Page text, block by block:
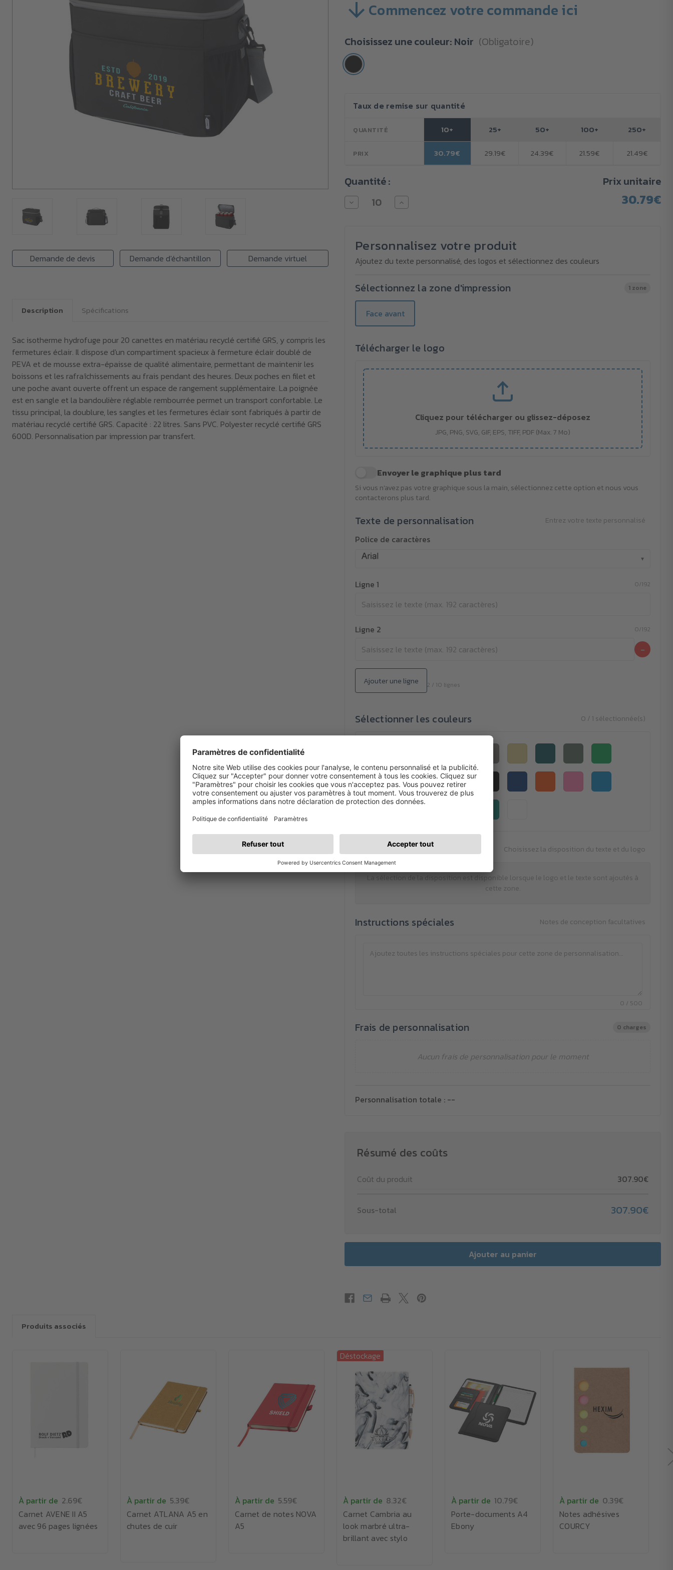
Demande de devis Demande d'échantillon Demande virtuel
SKU :
VB3FZ03
Quantité
minimale
d'achat :
10
Commencez votre commande ici
Choisissez une couleur: Noir (Obligatoire)
Stock
Taux de remise sur quantité
QUANTITÉ
PRIX
10+
30.79€
25+
29.19€
50+
24.39€
100+
21.59€
250+
21.49€
Quantité :
Diminuer
la
isotherme
hydrofuge
matériau
GRS
AQUA
Augmenter
la
isotherme
hydrofuge
en
matériau
AQUA
22
Prix unitaire
30.79€
Personnalisez votre produit
Ajoutez du texte personnalisé, des logos et sélectionnez des couleurs
Sélectionnez la zone d'impression 1 zone
Face avant
Télécharger le logo
Cliquez pour télécharger ou glissez-déposez
JPG, PNG, SVG, GIF, EPS, TIFF, PDF (Max. 7 Mo)
Envoyer le graphique plus tard
Si vous n'avez pas votre graphique sous la main, sélectionnez cette option et nous vous
contacterons plus tard.
Texte de personnalisation Entrez votre texte personnalisé
Police de caractères
▾
Ligne 1 0/192
Ligne 2 0/192
−
Ajouter une ligne 2 / 10 lignes
Sélectionner les couleurs 0 / 1 sélectionnée(s)
Disposition Choisissez la disposition du texte et du logo
La sélection de la disposition est disponible lorsque le logo et le texte sont ajoutés à
cette zone.
Instructions spéciales Notes de conception facultatives
0 / 500
Frais de personnalisation 0 charges
Aucun frais de personnalisation pour le moment
Personnalisation totale : --
Résumé des coûts
Coût du produit 307.90€
Sous-total 307.90€
Description Spécifications
Sac isotherme hydrofuge pour 20 canettes en matériau recyclé certifié GRS, y compris les
fermetures éclair. Il dispose d'un compartiment spacieux à fermeture éclair doublé de
PEVA et de mousse extra-épaisse de qualité alimentaire, permettant de maintenir les
boissons et les rafraîchissements au frais pendant des heures. Deux poches en filet et
une poche avant ouverte offrent un espace de rangement supplémentaire. La poignée
est en sangle et la bandoulière réglable rembourrée permet un transport confortable. Le
tissu principal, la doublure, les sangles et les fermetures éclair sont fabriqués à partir de
matériau recyclé certifié GRS. Capacité : 22 litres. Sans PVC. Polyester recyclé certifié GRS
600D. Personnalisation par impression par transfert.
Produits associés
À partir de 2.69€
Carnet AVENE II A5
avec 96 pages lignées
À partir de 5.39€
Carnet ATLANA A5 en
chutes de cuir
À partir de 5.59€
Carnet de notes NOVA
A5
Déstockage
À partir de 8.32€
Carnet Cambria au
look marbré ultra-
brillant avec stylo
À partir de 10.79€
Porte-documents A4
Ebony
À partir de 0.39€
Notes adhésives
COURCY